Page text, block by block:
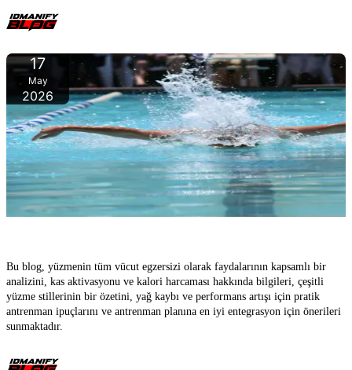
17
May
2026
Bu blog, yüzmenin tüm vücut egzersizi olarak faydalarının kapsamlı bir
analizini, kas aktivasyonu ve kalori harcaması hakkında bilgileri, çeşitli
yüzme stillerinin bir özetini, yağ kaybı ve performans artışı için pratik
antrenman ipuçlarını ve antrenman planına en iyi entegrasyon için önerileri
sunmaktadır.